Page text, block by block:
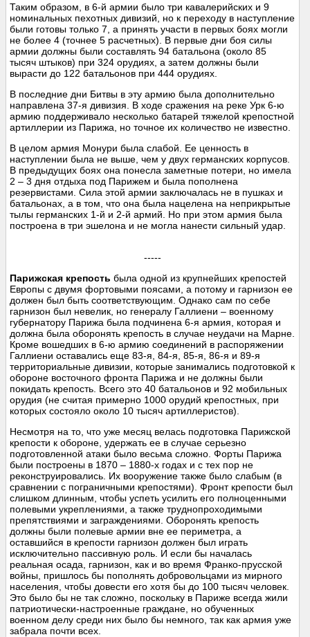
Таким образом, в 6-й армии было три кавалерийских и 9
номинальных пехотных дивизий, но к переходу в наступление
были готовы только 7, а принять участи в первых боях могли
не более 4 (точнее 5 расчетных). В первые дни боя силы
армии должны были составлять 94 батальона (около 85
тысяч штыков) при 324 орудиях, а затем должны были
вырасти до 122 батальонов при 444 орудиях.
В последние дни Битвы в эту армию была дополнительно
направлена 37-я дивизия. В ходе сражения на реке Урк 6-ю
армию поддерживало несколько батарей тяжелой крепостной
артиллерии из Парижа, но точное их количество не известно.
В целом армия Монури была слабой. Ее ценность в
наступлении была не выше, чем у двух германских корпусов.
В предыдущих боях она понесла заметные потери, но имела
2 – 3 дня отдыха под Парижем и была пополнена
резервистами. Сила этой армии заключалась не в пушках и
батальонах, а в том, что она была нацелена на неприкрытые
тылы германских 1-й и 2-й армий. Но при этом армия была
построена в три эшелона и не могла нанести сильный удар.
-----
Парижская крепость была одной из крупнейших крепостей
Европы c двумя фортовыми поясами, а потому и гарнизон ее
должен был быть соответствующим. Однако сам по себе
гарнизон был невелик, но генералу Галлиени – военному
губернатору Парижа была подчинена 6-я армия, которая и
должна была оборонять крепость в случае неудачи на Марне.
Кроме вошедших в 6-ю армию соединений в распоряжении
Галлиени оставались еще 83-я, 84-я, 85-я, 86-я и 89-я
территориальные дивизии, которые занимались подготовкой к
обороне восточного фронта Парижа и не должны были
покидать крепость. Всего это 40 батальонов и 92 мобильных
орудия (не считая примерно 1000 орудий крепостных, при
которых состояло около 10 тысяч артиллеристов).
Несмотря на то, что уже месяц велась подготовка Парижской
крепости к обороне, удержать ее в случае серьезно
подготовленной атаки было весьма сложно. Форты Парижа
были построены в 1870 – 1880-х годах и с тех пор не
реконструировались. Их вооружение также было слабым (в
сравнении с пограничными крепостями). Фронт крепости был
слишком длинным, чтобы успеть усилить его полноценными
полевыми укреплениями, а также труднопроходимыми
препятствиями и заграждениями. Оборонять крепость
должны были полевые армии вне ее периметра, а
оставшийся в крепости гарнизон должен был играть
исключительно пассивную роль. И если бы началась
реальная осада, гарнизон, как и во время Франко-прусской
войны, пришлось бы пополнять добровольцами из мирного
населения, чтобы довести его хотя бы до 100 тысяч человек.
Это было бы не так сложно, поскольку в Париже всегда жили
патриотически-настроенные граждане, но обученных
военном делу среди них было бы немного, так как армия уже
забрала почти всех.